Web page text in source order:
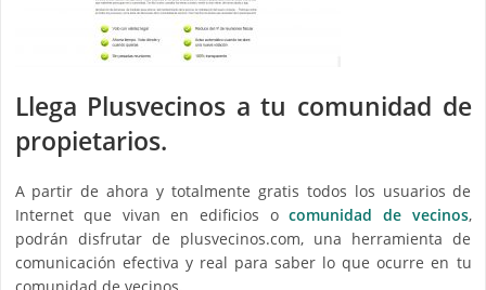
Llega Plusvecinos a tu comunidad de
propietarios.
A partir de ahora y totalmente gratis todos los usuarios de
Internet que vivan en edificios ocomunidad de vecinos,
podrán disfrutar de plusvecinos.com, una herramienta de
comunicación efectiva y real para saber lo que ocurre en tu